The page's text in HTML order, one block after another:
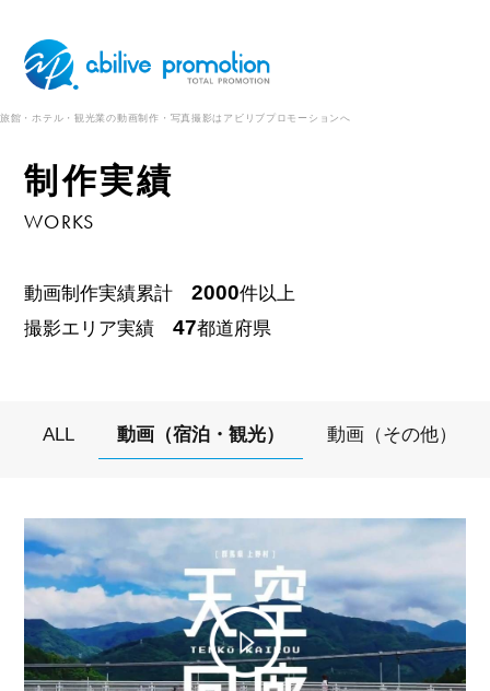
旅館・ホテル・観光業の動画制作・写真撮影はアビリブプロモーションへ
制作実績
WORKS
動画制作実績累計 2000件以上
撮影エリア実績
47都道府県
ALL 動画（宿泊・観光） 動画（その他）